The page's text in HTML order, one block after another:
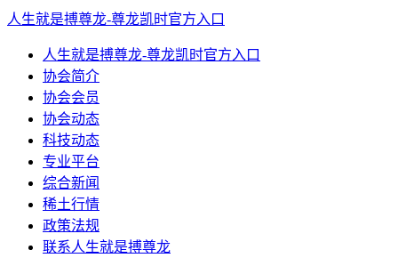
人生就是搏尊龙-尊龙凯时官方入口
人生就是搏尊龙-尊龙凯时官方入口
协会简介
协会会员
协会动态
科技动态
专业平台
综合新闻
稀土行情
政策法规
联系人生就是搏尊龙